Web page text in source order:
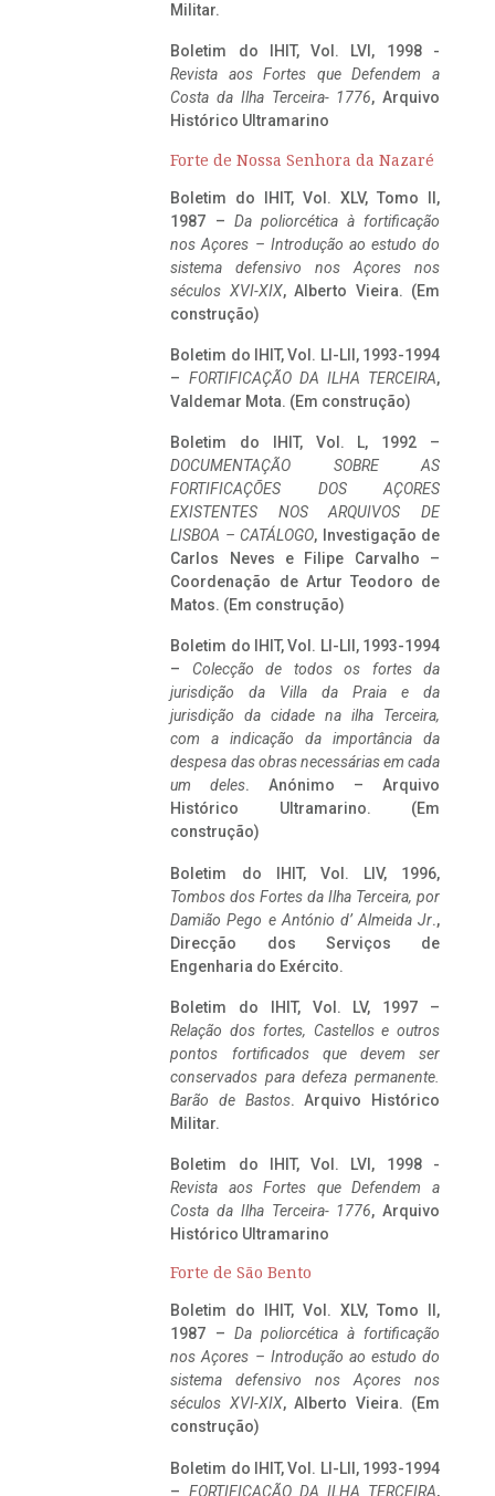
Militar.
Boletim do IHIT, Vol. LVI, 1998 -
Revista aos Fortes que Defendem a
Costa da Ilha Terceira- 1776, Arquivo
Histórico Ultramarino
Forte de Nossa Senhora da Nazaré
Boletim do IHIT, Vol. XLV, Tomo II,
1987 – Da poliorcética à fortificação
nos Açores – Introdução ao estudo do
sistema defensivo nos Açores nos
séculos XVI-XIX, Alberto Vieira. (Em
construção)
Boletim do IHIT, Vol. LI-LII, 1993-1994
– FORTIFICAÇÃO DA ILHA TERCEIRA,
Valdemar Mota. (Em construção)
Boletim do IHIT, Vol. L, 1992 –
DOCUMENTAÇÃO SOBRE AS
FORTIFICAÇÕES DOS AÇORES
EXISTENTES NOS ARQUIVOS DE
LISBOA – CATÁLOGO, Investigação de
Carlos Neves e Filipe Carvalho –
Coordenação de Artur Teodoro de
Matos. (Em construção)
Boletim do IHIT, Vol. LI-LII, 1993-1994
– Colecção de todos os fortes da
jurisdição da Villa da Praia e da
jurisdição da cidade na ilha Terceira,
com a indicação da importância da
despesa das obras necessárias em cada
um deles. Anónimo – Arquivo
Histórico Ultramarino. (Em
construção)
Boletim do IHIT, Vol. LIV, 1996,
Tombos dos Fortes da Ilha Terceira, por
Damião Pego e António d’ Almeida Jr.,
Direcção dos Serviços de
Engenharia do Exército.
Boletim do IHIT, Vol. LV, 1997 –
Relação dos fortes, Castellos e outros
pontos fortificados que devem ser
conservados para defeza permanente.
Barão de Bastos. Arquivo Histórico
Militar.
Boletim do IHIT, Vol. LVI, 1998 -
Revista aos Fortes que Defendem a
Costa da Ilha Terceira- 1776, Arquivo
Histórico Ultramarino
Forte de São Bento
Boletim do IHIT, Vol. XLV, Tomo II,
1987 – Da poliorcética à fortificação
nos Açores – Introdução ao estudo do
sistema defensivo nos Açores nos
séculos XVI-XIX, Alberto Vieira. (Em
construção)
Boletim do IHIT, Vol. LI-LII, 1993-1994
– FORTIFICAÇÃO DA ILHA TERCEIRA,